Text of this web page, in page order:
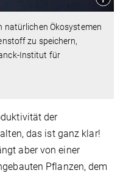
natürlichen Ökosystemen
zu speichern,
Institut für
der
das ist ganz klar!
aber von einer
Pflanzen, dem